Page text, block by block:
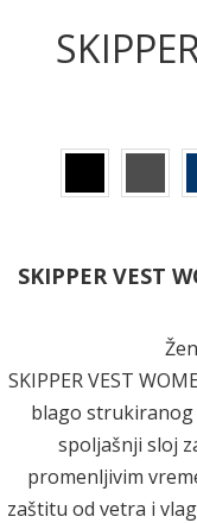
SKIPPER VEST
SKIPPER VEST
blago
spoljašnji sloj
promenljivim
zaštitu od vetra i